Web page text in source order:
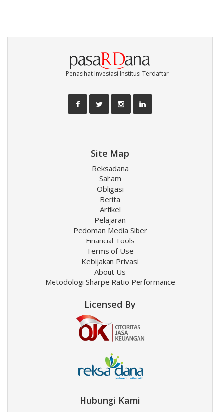
Penasihat Investasi Institusi Terdaftar
Site Map
Reksadana
Saham
Obligasi
Berita
Artikel
Pelajaran
Pedoman Media Siber
Financial Tools
Terms of Use
Kebijakan Privasi
About Us
Metodologi Sharpe Ratio Performance
Licensed By
Hubungi Kami